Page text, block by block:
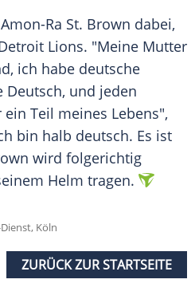
Ra St. Brown dabei,
Lions. "Meine Mutter
ich habe deutsche
Deutsch, und jeden
Teil meines Lebens",
bin halb deutsch. Es ist
wird folgerichtig
Helm tragen.
Köln
ZURÜCK ZUR STARTSEITE